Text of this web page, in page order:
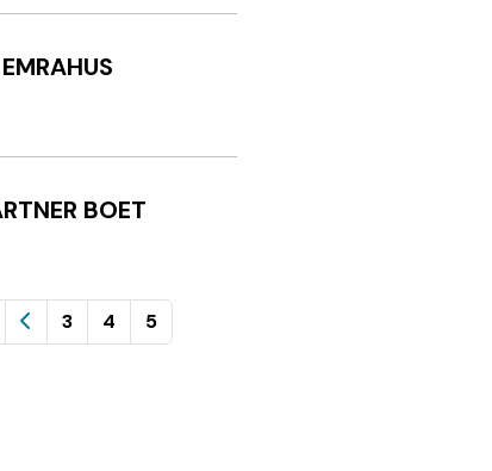
BOET
3 4 5